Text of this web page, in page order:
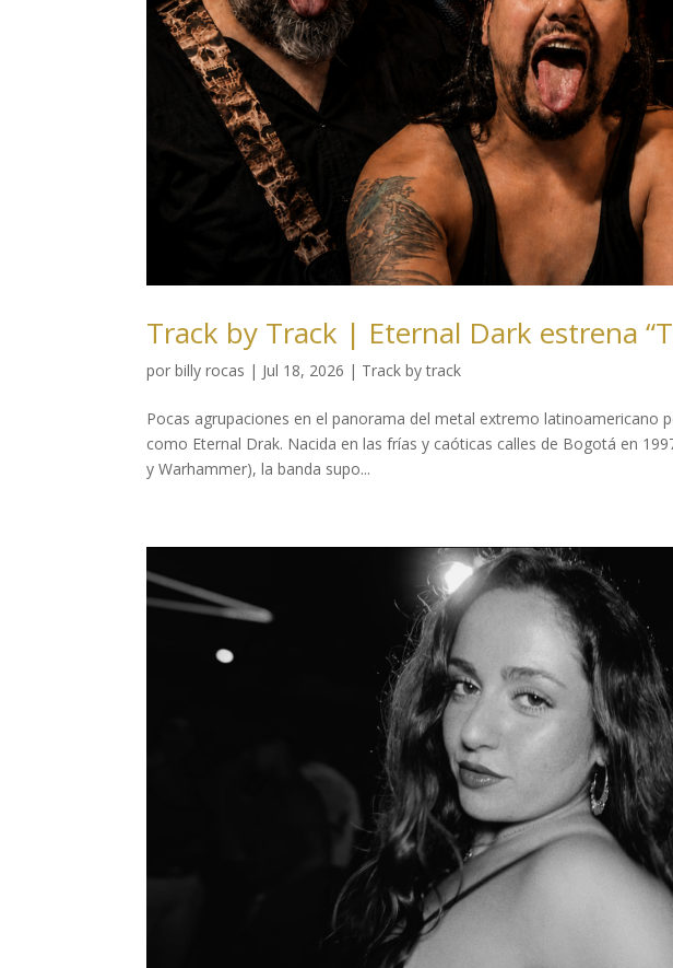
Track by Track | Eternal Dark estrena
porbilly rocas | Jul 18, 2026 | Track by track
Pocas agrupaciones en el panorama del metal extremo latinoamericano
como Eternal Drak. Nacida en las frías y caóticas calles de Bogotá en
y Warhammer), la banda supo...